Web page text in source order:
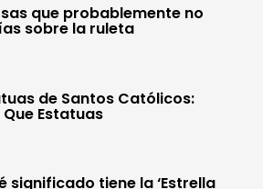
que probablemente no
sobre la ruleta
de Santos Católicos:
Que Estatuas
significado tiene la ‘Estrella